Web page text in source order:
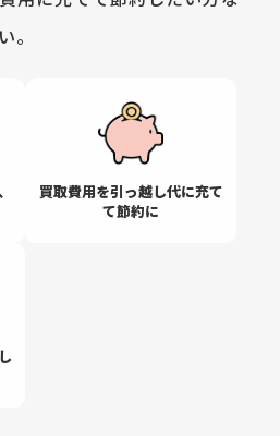
。
買取費用を引っ越し代に充て
て節約に